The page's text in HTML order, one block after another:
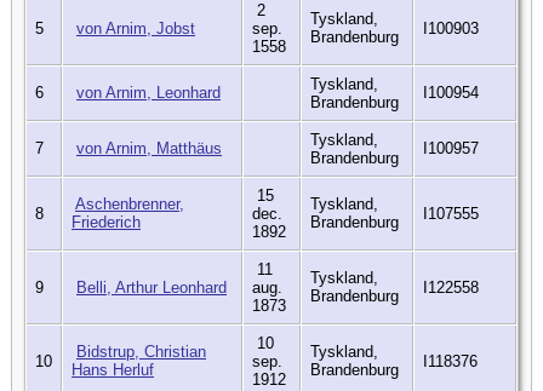
5 von Arnim, Jobst
2
sep.
1558
Tyskland,
Brandenburg
I100903
6 von Arnim, Leonhard
Tyskland,
Brandenburg
I100954
7 von Arnim, Matthäus
Tyskland,
Brandenburg
I100957
8
Aschenbrenner,
Friederich
15
dec.
1892
Tyskland,
Brandenburg
I107555
9 Belli, Arthur Leonhard
11
aug.
1873
Tyskland,
Brandenburg
I122558
10
Bidstrup, Christian
Hans Herluf
10
sep.
1912
Tyskland,
Brandenburg
I118376